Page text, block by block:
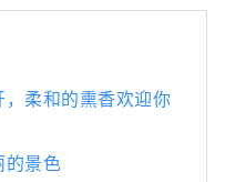
柔和的熏香欢迎你
的景色